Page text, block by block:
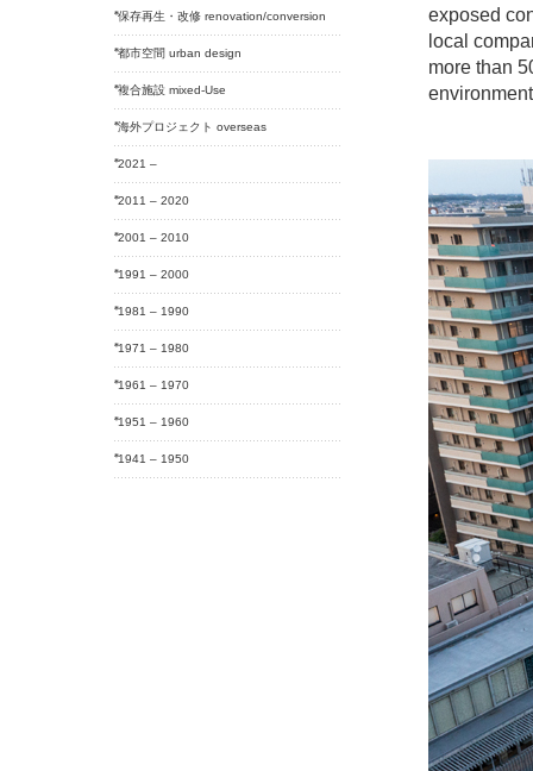
保存再生・改修 renovation/conversion
都市空間 urban design
複合施設 mixed-Use
海外プロジェクト overseas
2021 –
2011 – 2020
2001 – 2010
1991 – 2000
1981 – 1990
1971 – 1980
1961 – 1970
1951 – 1960
1941 – 1950
exposed
local
more than